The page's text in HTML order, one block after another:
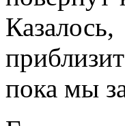
пока мы